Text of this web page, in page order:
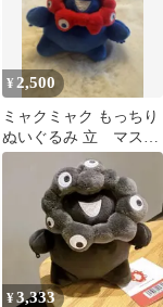
¥2,500
ミャクミャク もっちり
ぬいぐるみ 立 マスコ
ット
¥3,333